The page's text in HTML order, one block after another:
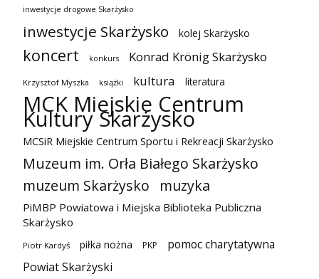
inwestycje drogowe Skarżysko
inwestycje Skarżysko kolej Skarżysko
koncert konkurs Konrad Krönig Skarżysko
Krzysztof Myszka książki kultura literatura
MCK Miejskie Centrum
Kultury Skarżysko
MCSiR Miejskie Centrum Sportu i Rekreacji Skarżysko
Muzeum im. Orła Białego Skarżysko
muzeum Skarżysko
muzyka
PiMBP Powiatowa i Miejska Biblioteka Publiczna
Skarżysko
Piotr Kardyś piłka nożna PKP
pomoc charytatywna
Powiat Skarżyski